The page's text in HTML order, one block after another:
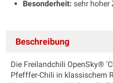
Besonderheit: sehr hoher
Beschreibung
Die Freilandchili OpenSky®
Pfefffer-Chili in klassischem